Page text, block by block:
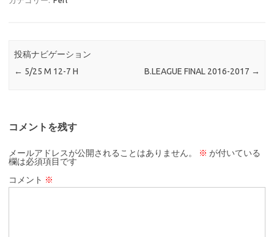
投稿ナビゲーション
← 5/25 M 12-7 H B.LEAGUE FINAL 2016-2017 →
コメントを残す
メールアドレスが公開されることはありません。 ※ が付いている
欄は必須項目です
コメント ※